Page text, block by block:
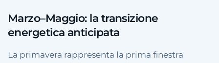
Marzo–Maggio: la transizione
energetica anticipata
La primavera rappresenta la prima finestra